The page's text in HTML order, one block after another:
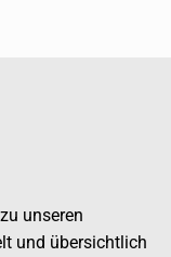
unseren
und übersichtlich